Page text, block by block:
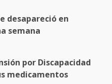
desapareció en
semana
por Discapacidad
medicamentos